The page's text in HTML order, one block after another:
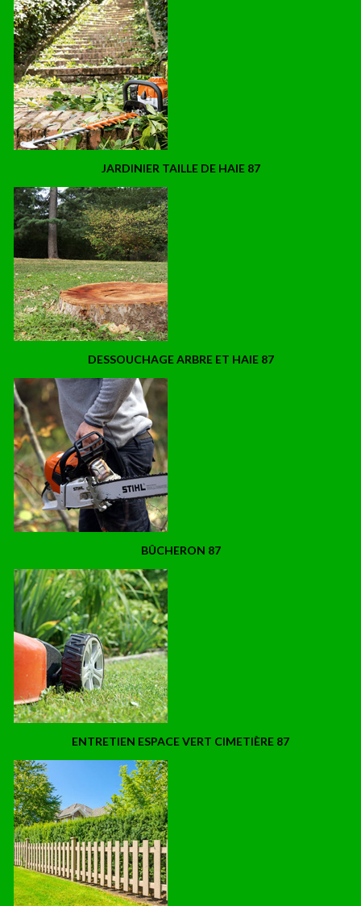
JARDINIER TAILLE DE HAIE 87
DESSOUCHAGE ARBRE ET HAIE 87
BÛCHERON 87
ENTRETIEN ESPACE VERT CIMETIÈRE 87